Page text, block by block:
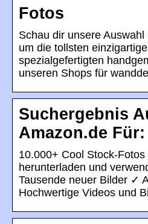
Fotos
Schau dir unsere
um die tollsten
spezialgefertigten
unseren Shops für
Suchergebnis
Amazon.de
10.000+ Cool Stock-
herunterladen und
Tausende neuer Bilder ✓
Hochwertige Videos und